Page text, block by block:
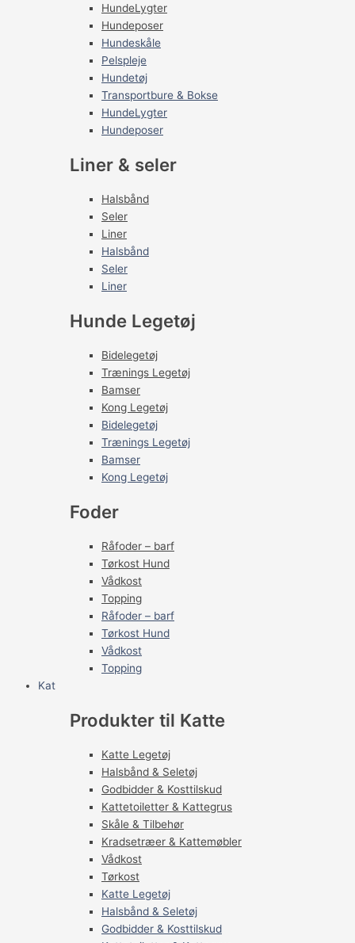
HundeLygter
Hundeposer
Hundeskåle
Pelspleje
Hundetøj
Transportbure & Bokse
HundeLygter
Hundeposer
Liner & seler
Halsbånd
Seler
Liner
Halsbånd
Seler
Liner
Hunde Legetøj
Bidelegetøj
Trænings Legetøj
Bamser
Kong Legetøj
Bidelegetøj
Trænings Legetøj
Bamser
Kong Legetøj
Foder
Råfoder – barf
Tørkost Hund
Vådkost
Topping
Råfoder – barf
Tørkost Hund
Vådkost
Topping
Kat
Produkter til Katte
Katte Legetøj
Halsbånd & Seletøj
Godbidder & Kosttilskud
Kattetoiletter & Kattegrus
Skåle & Tilbehør
Kradsetræer & Kattemøbler
Vådkost
Tørkost
Katte Legetøj
Halsbånd & Seletøj
Godbidder & Kosttilskud